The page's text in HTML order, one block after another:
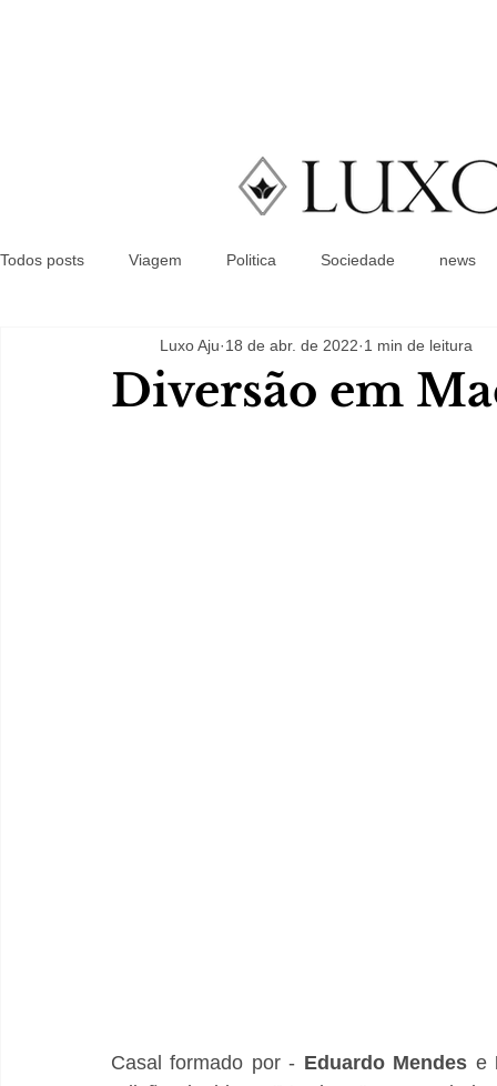
Todos posts Viagem Politica Sociedade news
Diversão em
Luxo Aju 18 de abr. de 2022 1 min de leitura
Casal formado por - Eduardo Mendes e